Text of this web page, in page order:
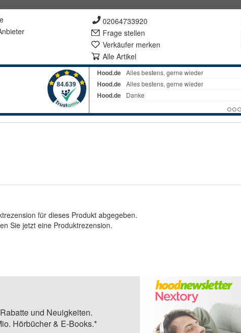
02064733920
Frage stellen
Verkäufer merken
Alle Artikel
für dieses Produkt abgegeben.
Sie jetzt eine Produktrezension.
und Neuigkeiten.
Hörbücher & E-Books.*